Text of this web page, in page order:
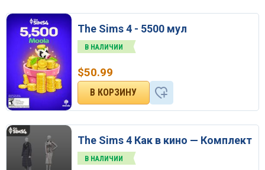
The Sims 4 - 5500 мул
В НАЛИЧИИ
$50.99
The Sims 4 Как в кино — Комплект
В НАЛИЧИИ